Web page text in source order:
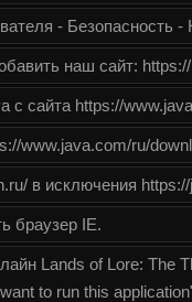
- Безопасность
наш сайт:
с сайта https://
www.java.com/ru/
в исключения
браузер IE.
Lands of Lore: The
to run this